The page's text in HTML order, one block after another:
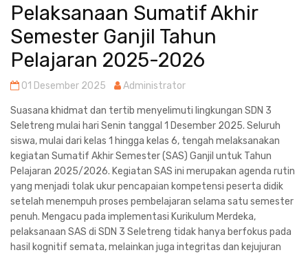
Pelaksanaan Sumatif Akhir
Semester Ganjil Tahun
Pelajaran 2025-2026
01 Desember 2025 Administrator
Suasana khidmat dan tertib menyelimuti lingkungan SDN 3
Seletreng mulai hari Senin tanggal 1 Desember 2025. Seluruh
siswa, mulai dari kelas 1 hingga kelas 6, tengah melaksanakan
kegiatan Sumatif Akhir Semester (SAS) Ganjil untuk Tahun
Pelajaran 2025/2026. Kegiatan SAS ini merupakan agenda rutin
yang menjadi tolak ukur pencapaian kompetensi peserta didik
setelah menempuh proses pembelajaran selama satu semester
penuh. Mengacu pada implementasi Kurikulum Merdeka,
pelaksanaan SAS di SDN 3 Seletreng tidak hanya berfokus pada
hasil kognitif semata, melainkan juga integritas dan kejujuran